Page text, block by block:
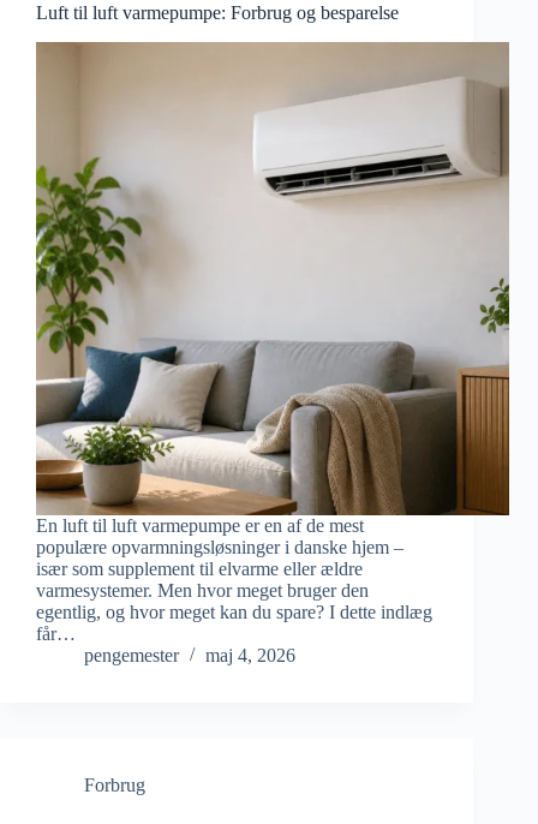
Luft til luft varmepumpe: Forbrug og besparelse
En luft til luft varmepumpe er en af de mest
populære opvarmningsløsninger i danske hjem –
især som supplement til elvarme eller ældre
varmesystemer. Men hvor meget bruger den
egentlig, og hvor meget kan du spare? I dette indlæg
får…
pengemester
maj 4, 2026
Forbrug